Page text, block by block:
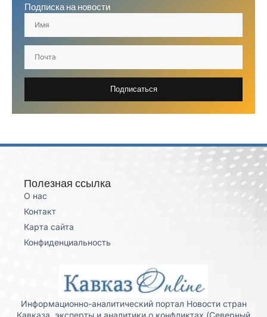
Подписка на новости
Подписаться
Полезная ссылка
О нас
Контакт
Карта сайта
Конфиденциальность
Информационно-аналитический портал Новости стран
Кавказа, эксперты и аналитики о конфликтах (Северный